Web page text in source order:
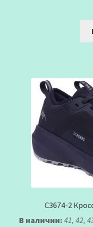
C3674-2
В наличии: 41, 42,